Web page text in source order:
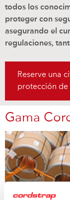
todos los
proteger con
asegurando el
regulaciones,
Reserve una
protección de
Gama